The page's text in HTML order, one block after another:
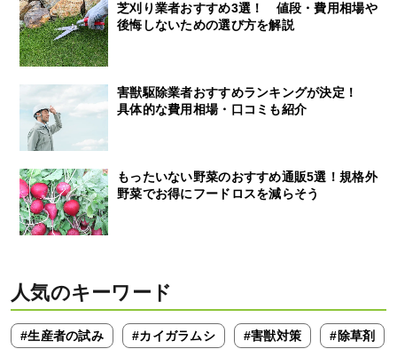
芝刈り業者おすすめ3選！ 値段・費用相場や
後悔しないための選び方を解説
害獣駆除業者おすすめランキングが決定！
具体的な費用相場・口コミも紹介
もったいない野菜のおすすめ通販5選！規格外
野菜でお得にフードロスを減らそう
人気のキーワード
#生産者の試み #カイガラムシ #害獣対策 #除草剤